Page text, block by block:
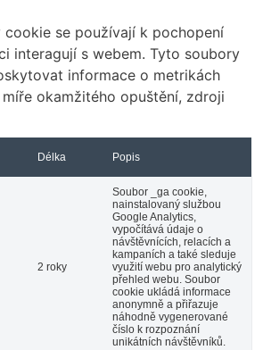
se používají k pochopení
interagují s webem. Tyto soubory
informace o metrikách
okamžitého opuštění, zdroji
Délka Popis
2 roky
Soubor _ga cookie,
nainstalovaný službou
Google Analytics,
vypočítává údaje o
návštěvnících, relacích a
kampaních a také sleduje
využití webu pro analytický
přehled webu. Soubor
cookie ukládá informace
anonymně a přiřazuje
náhodně vygenerované
číslo k rozpoznání
unikátních návštěvníků.